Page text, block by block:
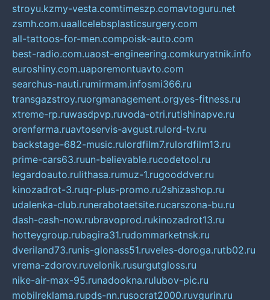
stroyu.kzmy-vesta.comtimeszp.comavtoguru.net
zsmh.com.uaallcelebsplasticsurgery.com
all-tattoos-for-men.compoisk-auto.com
best-radio.com.uaost-engineering.comkuryatnik.info
euroshiny.com.uaporemontuavto.com
searchus-nauti.rumirmam.infosmi366.ru
transgazstroy.ruorgmanagement.orgyes-fitness.ru
xtreme-rp.ruwasdpvp.ruvoda-otri.rutishinapve.ru
orenferma.ruavtoservis-avgust.rulord-tv.ru
backstage-682-music.rulordfilm7.rulordfilm13.ru
prime-cars63.ruun-believable.rucodetool.ru
legardoauto.rulithasa.rumuz-1.rugooddver.ru
kinozadrot-3.ruqr-plus-promo.ru2shizashop.ru
udalenka-club.runerabotaetsite.rucarszona-bu.ru
dash-cash-now.rubravoprod.rukinozadrot13.ru
hotteygroup.rubagira31.rudommarketnsk.ru
dveriland73.runis-glonass51.ruveles-doroga.rutb02.ru
vrema-zdorov.ruvelonik.rusurgutgloss.ru
nike-air-max-95.runadookna.rulubov-pic.ru
mobilreklama.rupds-nn.rusocrat2000.ruvgurin.ru